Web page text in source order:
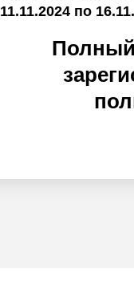
11.11.2024 по
Полный